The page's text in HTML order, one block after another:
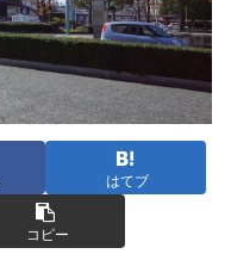
はてブ
コピー